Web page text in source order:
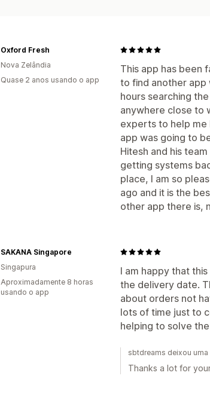
This app has been
to find another app
hours searching
anywhere close to
experts to help me
app was going to
Hitesh and his
getting systems
place, I am so
ago and it is the
other app there is,
Oxford Fresh
Nova Zelândia
Quase 2 anos usando o app
I am happy that
the delivery date.
about orders not
lots of time just to
helping to solve
SAKANA Singapore
Singapura
Aproximadamente 8 horas
usando o app
sbtdreams deixou
Thanks a lot for